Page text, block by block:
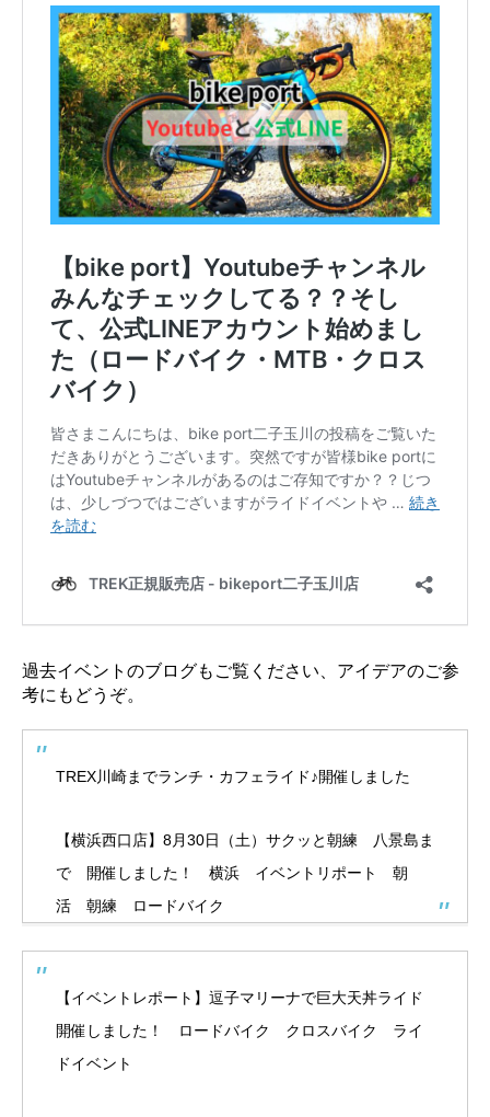
過去イベントのブログもご覧ください、アイデアのご参
考にもどうぞ。
TREX川崎までランチ・カフェライド♪開催しました
【横浜西口店】8月30日（土）サクッと朝練 八景島ま
で 開催しました！ 横浜 イベントリポート 朝
活 朝練 ロードバイク
【イベントレポート】逗子マリーナで巨大天丼ライド
開催しました！ ロードバイク クロスバイク ライ
ドイベント